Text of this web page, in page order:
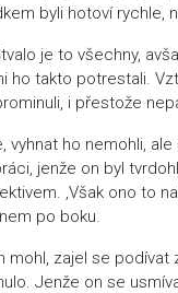
byli hotoví rychle,
je to všechny,
ho takto potrestali.
i přestože
vyhnat ho nemohli,
jenže on byl
‚Však ono to
po boku.
mohl, zajel se
Jenže on se